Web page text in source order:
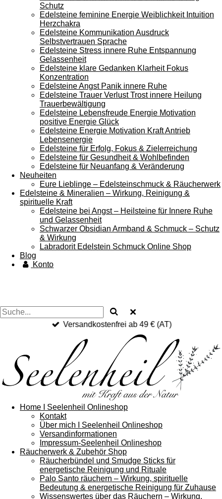
Schutz
Edelsteine feminine Energie Weiblichkeit Intuition
Herzchakra
Edelsteine Kommunikation Ausdruck
Selbstvertrauen Sprache
Edelsteine Stress innere Ruhe Entspannung
Gelassenheit
Edelsteine klare Gedanken Klarheit Fokus
Konzentration
Edelsteine Angst Panik innere Ruhe
Edelsteine Trauer Verlust Trost innere Heilung
Trauerbewältigung
Edelsteine Lebensfreude Energie Motivation
positive Energie Glück
Edelsteine Energie Motivation Kraft Antrieb
Lebensenergie
Edelsteine für Erfolg, Fokus & Zielerreichung
Edelsteine für Gesundheit & Wohlbefinden
Edelsteine für Neuanfang & Veränderung
Neuheiten
Eure Lieblinge – Edelsteinschmuck & Räucherwerk
Edelsteine & Mineralien – Wirkung, Reinigung &
spirituelle Kraft
Edelsteine bei Angst – Heilsteine für Innere Ruhe
und Gelassenheit
Schwarzer Obsidian Armband & Schmuck – Schutz
& Wirkung
Labradorit Edelstein Schmuck Online Shop
Blog
Konto
Versandkostenfrei ab 49 € (AT)
Home I Seelenheil Onlineshop
Kontakt
Über mich I Seelenheil Onlineshop
Versandinformationen
Impressum-Seelenheil Onlineshop
Räucherwerk & Zubehör Shop
Räucherbündel und Smudge Sticks für
energetische Reinigung und Rituale
Palo Santo räuchern – Wirkung, spirituelle
Bedeutung & energetische Reinigung für Zuhause
Wissenswertes über das Räuchern – Wirkung,